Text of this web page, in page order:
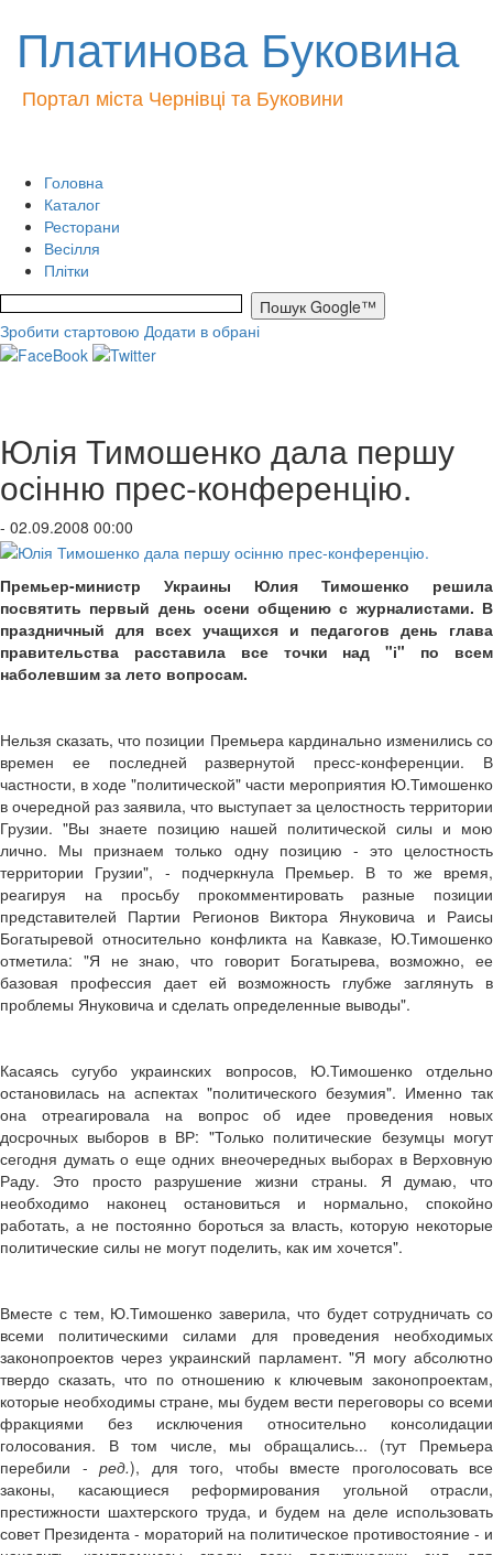
Платинова Буковина
Портал міста Чернівці та Буковини
Головна
Каталог
Ресторани
Весілля
Плітки
Зробити стартовою Додати в обрані
Юлія Тимошенко дала першу
осінню прес-конференцію.
- 02.09.2008 00:00
Премьер-министр Украины Юлия Тимошенко решила
посвятить первый день осени общению с журналистами. В
праздничный для всех учащихся и педагогов день глава
правительства расставила все точки над "і" по всем
наболевшим за лето вопросам.
Нельзя сказать, что позиции Премьера кардинально изменились со
времен ее последней развернутой пресс-конференции. В
частности, в ходе "политической" части мероприятия Ю.Тимошенко
в очередной раз заявила, что выступает за целостность территории
Грузии. "Вы знаете позицию нашей политической силы и мою
лично. Мы признаем только одну позицию - это целостность
территории Грузии", - подчеркнула Премьер. В то же время,
реагируя на просьбу прокомментировать разные позиции
представителей Партии Регионов Виктора Януковича и Раисы
Богатыревой относительно конфликта на Кавказе, Ю.Тимошенко
отметила: "Я не знаю, что говорит Богатырева, возможно, ее
базовая профессия дает ей возможность глубже заглянуть в
проблемы Януковича и сделать определенные выводы".
Касаясь сугубо украинских вопросов, Ю.Тимошенко отдельно
остановилась на аспектах "политического безумия". Именно так
она отреагировала на вопрос об идее проведения новых
досрочных выборов в ВР: "Только политические безумцы могут
сегодня думать о еще одних внеочередных выборах в Верховную
Раду. Это просто разрушение жизни страны. Я думаю, что
необходимо наконец остановиться и нормально, спокойно
работать, а не постоянно бороться за власть, которую некоторые
политические силы не могут поделить, как им хочется".
Вместе с тем, Ю.Тимошенко заверила, что будет сотрудничать со
всеми политическими силами для проведения необходимых
законопроектов через украинский парламент. "Я могу абсолютно
твердо сказать, что по отношению к ключевым законопроектам,
которые необходимы стране, мы будем вести переговоры со всеми
фракциями без исключения относительно консолидации
голосования. В том числе, мы обращались... (тут Премьера
перебили - ред.), для того, чтобы вместе проголосовать все
законы, касающиеся реформирования угольной отрасли,
престижности шахтерского труда, и будем на деле использовать
совет Президента - мораторий на политическое противостояние - и